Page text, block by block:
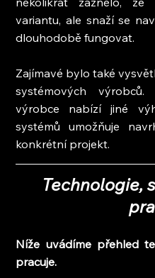
variantu, ale snaží se
dlouhodobě fungovat.
Zajímavé bylo také
systémových
výrobce nabízí jiné
systémů umožňuje
konkrétní projekt.
Technologie,
Níže uvádíme přehled
pracuje.